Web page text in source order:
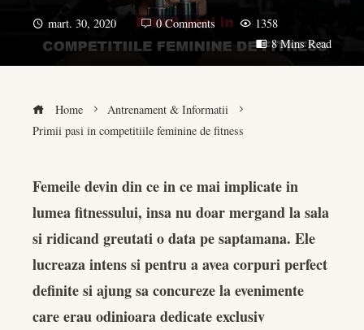
mart. 30, 2020 0 Comments
1358
8 Mins Read
Home
Antrenament & Informatii
Primii pasi in competitiile feminine de fitness
Femeile devin din ce in ce mai implicate in
lumea fitnessului, insa nu doar mergand la sala
si ridicand greutati o data pe saptamana. Ele
lucreaza intens si pentru a avea corpuri perfect
definite si ajung sa concureze la evenimente
care erau odinioara dedicate exclusiv